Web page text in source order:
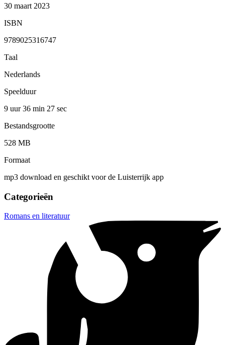
30 maart 2023
ISBN
9789025316747
Taal
Nederlands
Speelduur
9 uur 36 min 27 sec
Bestandsgrootte
528 MB
Formaat
mp3 download en geschikt voor de Luisterrijk app
Categorieën
Romans en literatuur